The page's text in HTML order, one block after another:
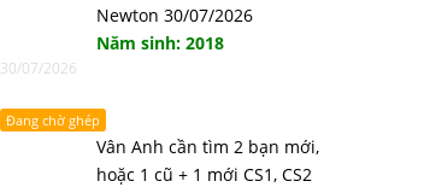
Newton 30/07/2026
Năm sinh: 2018
30/07/2026
Đang chờ ghép
Vân Anh cần tìm 2 bạn mới,
hoặc 1 cũ + 1 mới CS1, CS2